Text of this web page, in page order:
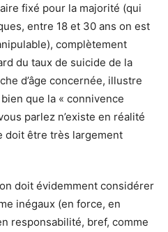
fixé pour la majorité (qui
entre 18 et 30 ans on est
complètement
du taux de suicide de la
d’âge concernée, illustre
que la « connivence
parlez n’existe en réalité
doit être très largement
doit évidemment considérer
inégaux (en force, en
responsabilité, bref, comme